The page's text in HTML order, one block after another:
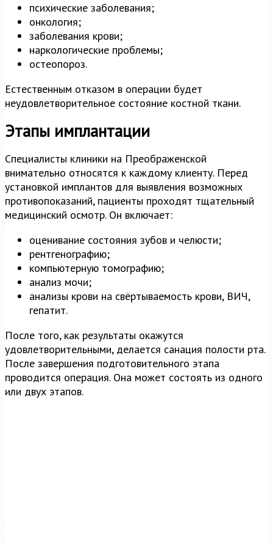
психические заболевания;
онкология;
заболевания крови;
наркологические проблемы;
остеопороз.
Естественным отказом в операции будет
неудовлетворительное состояние костной ткани.
Этапы имплантации
Специалисты клиники на Преображенской
внимательно относятся к каждому клиенту. Перед
установкой имплантов для выявления возможных
противопоказаний, пациенты проходят тщательный
медицинский осмотр. Он включает:
оценивание состояния зубов и челюсти;
рентгенографию;
компьютерную томографию;
анализ мочи;
анализы крови на свёртываемость крови, ВИЧ,
гепатит.
После того, как результаты окажутся
удовлетворительными, делается санация полости рта.
После завершения подготовительного этапа
проводится операция. Она может состоять из одного
или двух этапов.